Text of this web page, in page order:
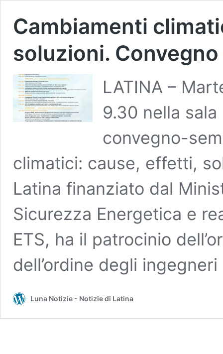
Cambiamenti
soluzioni.
LATINA –
9.30 nella
convegno-
climatici: cause, effetti,
Latina finanziato dal
Sicurezza Energetica e
ETS, ha il patrocinio
dell’ordine degli
Luna Notizie - Notizie di Latina